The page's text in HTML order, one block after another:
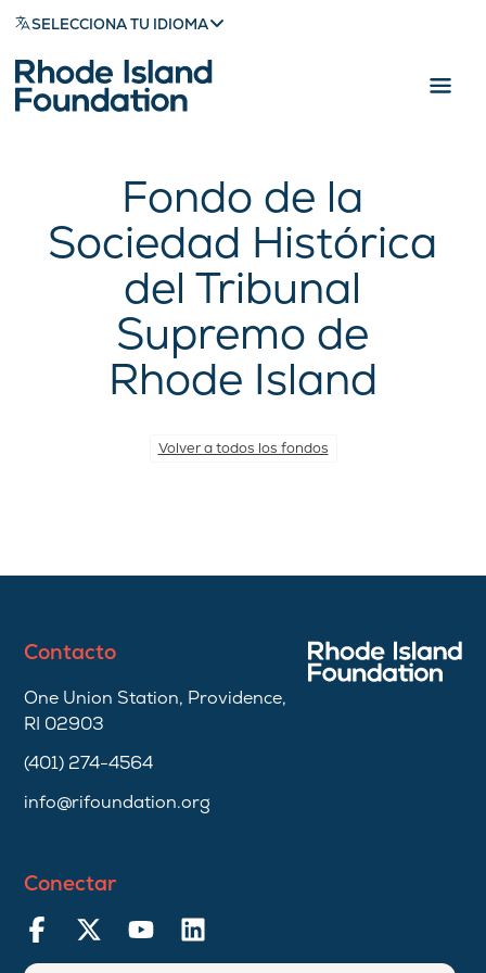
SELECCIONA TU IDIOMA
Fondo de la
Sociedad Histórica
del Tribunal
Supremo de
Rhode Island
Volver a todos los fondos
Contacto
One Union Station, Providence,
RI 02903
(401) 274-4564
info@rifoundation.org
Conectar